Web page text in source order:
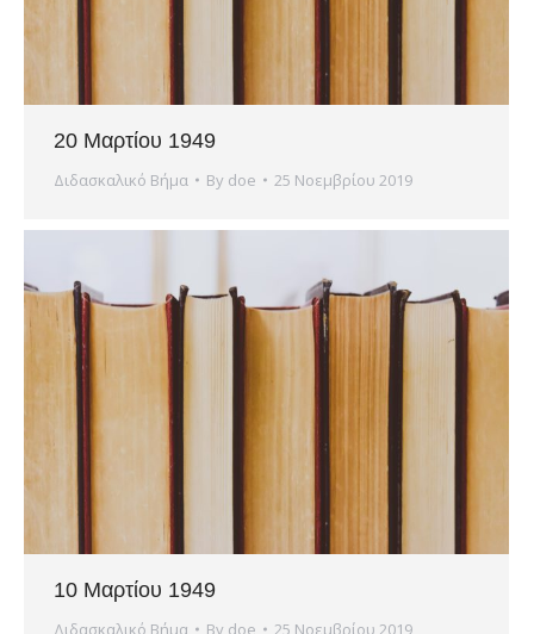
20 Μαρτίου 1949
Διδασκαλικό Βήμα By doe 25 Νοεμβρίου 2019
10 Μαρτίου 1949
Διδασκαλικό Βήμα By doe 25 Νοεμβρίου 2019